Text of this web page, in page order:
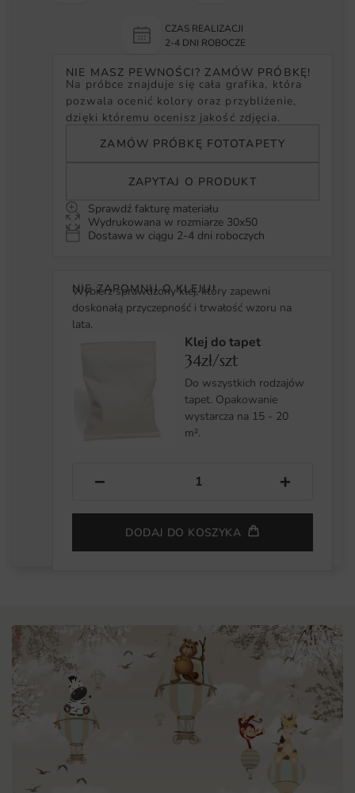
CZAS REALIZACJI
2-4 DNI ROBOCZE
NIE MASZ PEWNOŚCI? ZAMÓW PRÓBKĘ!
Na próbce znajduje się cała grafika, która
pozwala ocenić kolory oraz przybliżenie,
dzięki któremu ocenisz jakość zdjęcia.
ZAMÓW PRÓBKĘ FOTOTAPETY
ZAPYTAJ O PRODUKT
Sprawdź fakturę materiału
Wydrukowana w rozmiarze 30x50
Dostawa w ciągu 2-4 dni roboczych
NIE ZAPOMNIJ O KLEJU!
Wybierz sprawdzony klej, który zapewni
doskonałą przyczepność i trwałość wzoru na
lata.
Klej do tapet
34zł/szt
Do wszystkich rodzajów
tapet. Opakowanie
wystarcza na 15 - 20
m².
− +
DODAJ DO KOSZYKA